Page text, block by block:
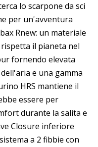
lo scarpone da sci
per un'avventura
Rnew: un materiale
il pianeta nel
fornendo elevata
e una gamma
HRS mantiene il
essere per
durante la salita e
Closure inferiore
a 2 fibbie con